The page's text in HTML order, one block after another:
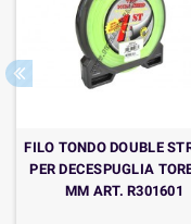
FILO TONDO DOUBLE
PER DECESPUGLIA
MM ART. R301601